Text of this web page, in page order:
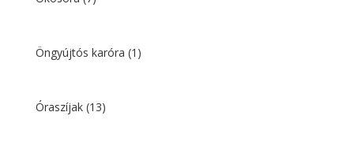
Öngyújtós karóra (1)
Óraszíjak (13)